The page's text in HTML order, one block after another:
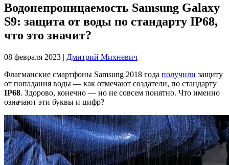
Водонепроницаемость Samsung Galaxy
S9: защита от воды по стандарту IP68,
что это значит?
08 февраля 2023 | Дмитрий Михневич
Флагманские смартфоны Samsung 2018 года получили защиту
от попадания воды — как отмечают создатели, по стандарту
IP68. Здорово, конечно — но не совсем понятно. Что именно
означают эти буквы и цифр?